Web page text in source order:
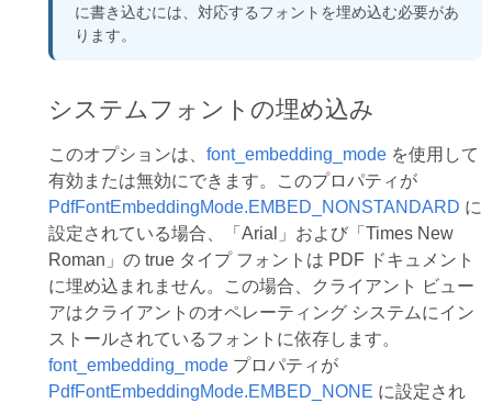
に書き込むには、対応するフォントを埋め込む必要があ
ります。
システムフォントの埋め込み
このオプションは、 font_embedding_modeを使用して
有効または無効にできます。このプロパティが
PdfFontEmbeddingMode.EMBED_NONSTANDARD に
設定されている場合、「Arial」および「Times New
Roman」の true タイプ フォントは PDF ドキュメント
に埋め込まれません。この場合、クライアント ビュー
アはクライアントのオペレーティング システムにイン
ストールされているフォントに依存します。
font_embedding_modeプロパティが
PdfFontEmbeddingMode.EMBED_NONE に設定され